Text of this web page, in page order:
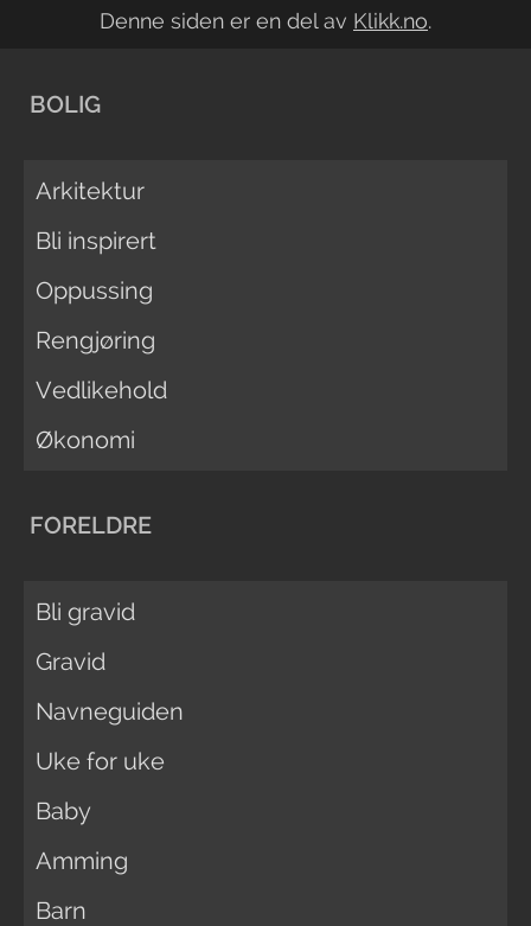
Denne siden er en del av Klikk.no.
BOLIG
Arkitektur
Bli inspirert
Oppussing
Rengjøring
Vedlikehold
Økonomi
FORELDRE
Bli gravid
Gravid
Navneguiden
Uke for uke
Baby
Amming
Barn